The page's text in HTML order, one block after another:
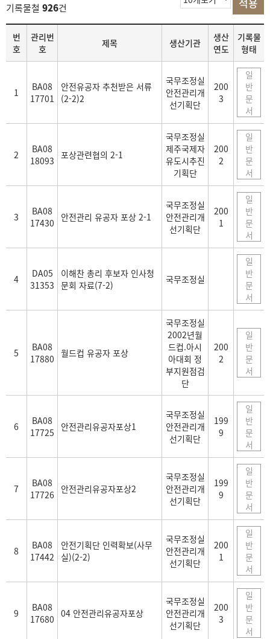
기록물철 926건
목
록
번
호
관리번
호
제목 생산기관
생산
연도
기록물
형태
1
BA08
17701
안전유공자 추천받은 서류
(2-2)2
국무조정실
안전관리개
선기획단
200
3
일
반
문
서
2
BA08
18093 포상관련협의 2-1
국무조정실
제주국제자
유도시추진
기획단
200
2
일
반
문
서
3
BA08
17430
안전관리 유공자 포상 2-1
국무조정실
안전관리개
선기획단
200
1
일
반
문
서
4
DA05
31353
이해찬 총리 후보자 인사청
문회 자료(7-2)
국무조정실
일
반
문
서
5
BA08
17880 월드컵 유공자 포상
국무조정실
2002년월
드컵.아시
아대회 정
부지원점검
단
200
2
일
반
문
서
6
BA08
17725
안전관리유공자포상1
국무조정실
안전관리개
선기획단
199
9
일
반
문
서
7
BA08
17726 안전관리유공자포상2
국무조정실
안전관리개
선기획단
199
9
일
반
문
서
8
BA08
17442
안전기획단 인력확보(사무
실)(2-2)
국무조정실
안전관리개
선기획단
200
1
일
반
문
서
9
BA08
17680 04 안전관리유공자포상
국무조정실
안전관리개
선기획단
200
3
일
반
문
서